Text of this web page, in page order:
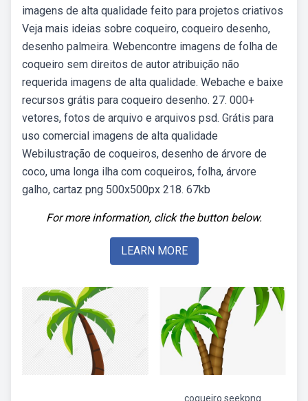
imagens de alta qualidade feito para projetos criativos
Veja mais ideias sobre coqueiro, coqueiro desenho,
desenho palmeira. Webencontre imagens de folha de
coqueiro sem direitos de autor atribuição não
requerida imagens de alta qualidade. Webache e baixe
recursos grátis para coqueiro desenho. 27. 000+
vetores, fotos de arquivo e arquivos psd. Grátis para
uso comercial imagens de alta qualidade
Webilustração de coqueiros, desenho de árvore de
coco, uma longa ilha com coqueiros, folha, árvore
galho, cartaz png 500x500px 218. 67kb
For more information, click the button below.
LEARN MORE
coqueiro seekpng